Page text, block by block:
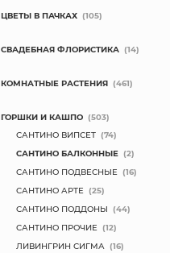
ЦВЕТЫ В ПАЧКАХ (105)
СВАДЕБНАЯ ФЛОРИСТИКА (14)
КОМНАТНЫЕ РАСТЕНИЯ (461)
ГОРШКИ И КАШПО (503)
САНТИНО ВИПСЕТ (74)
САНТИНО БАЛКОННЫЕ (2)
САНТИНО ПОДВЕСНЫЕ (16)
САНТИНО АРТЕ (25)
САНТИНО ПОДДОНЫ (44)
САНТИНО ПРОЧИЕ (12)
ЛИВИНГРИН СИГМА (16)